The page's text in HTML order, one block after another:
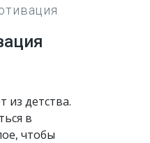
из детства.
в
чтобы